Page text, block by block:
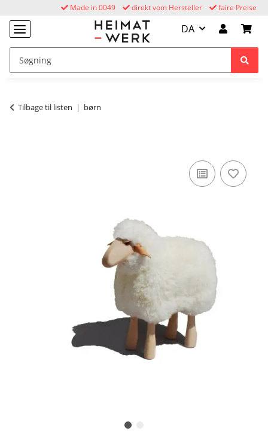
faire Preise
direkt vom Hersteller
Made in 0049
DA
Tilbage til listen børn